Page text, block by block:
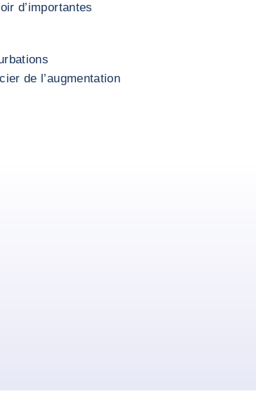
d’importantes
de l’augmentation